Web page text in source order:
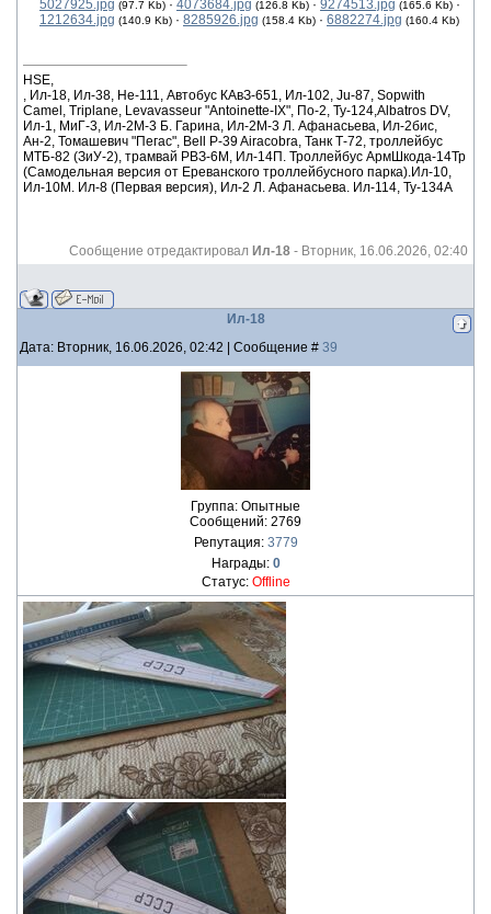
5027925.jpg (97.7 Kb) · 4073684.jpg (126.8 Kb) · 9274513.jpg (165.6 Kb) ·
1212634.jpg (140.9 Kb) · 8285926.jpg (158.4 Kb) · 6882274.jpg (160.4 Kb)
HSE,
, Ил-18, Ил-38, He-111, Автобус КАвЗ-651, Ил-102, Ju-87, Sopwith
Camel, Triplane, Levavasseur "Antoinette-IX", По-2, Ту-124,Albatros DV,
Ил-1, МиГ-3, Ил-2М-3 Б. Гарина, Ил-2М-3 Л. Афанасьева, Ил-2бис,
Ан-2, Томашевич "Пегас", Bell P-39 Airacobra, Танк Т-72, троллейбус
МТБ-82 (ЗиУ-2), трамвай РВЗ-6М, Ил-14П. Троллейбус АрмШкода-14Тр
(Самодельная версия от Ереванского троллейбусного парка).Ил-10,
Ил-10М. Ил-8 (Первая версия), Ил-2 Л. Афанасьева. Ил-114, Ту-134А
Сообщение отредактировал Ил-18 - Вторник, 16.06.2026, 02:40
Ил-18
Дата: Вторник, 16.06.2026, 02:42 | Сообщение # 39
Группа: Опытные
Сообщений: 2769
Репутация: 3779
Награды: 0
Статус: Offline